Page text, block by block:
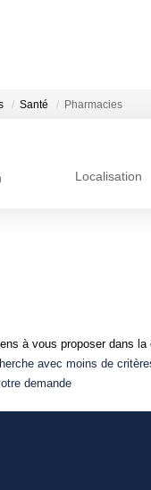
Santé Pharmacies
Localisation
à vous proposer dans
avec moins de
demande